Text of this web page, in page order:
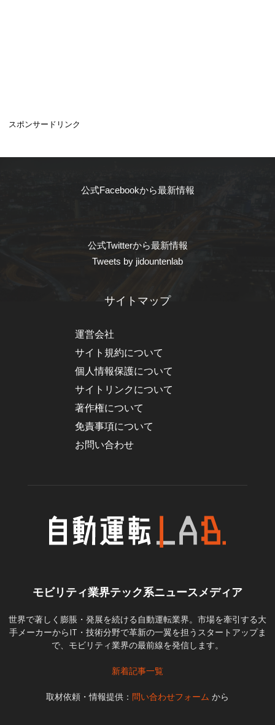
スポンサードリンク
公式Facebookから最新情報
公式Twitterから最新情報
Tweets by jidountenlab
サイトマップ
運営会社
サイト規約について
個人情報保護について
サイトリンクについて
著作権について
免責事項について
お問い合わせ
モビリティ業界テック系ニュースメディア
世界で著しく膨脹・発展を続ける自動運転業界。市場を牽引する大
手メーカーからIT・技術分野で革新の一翼を担うスタートアップま
で、モビリティ業界の最前線を発信します。
新着記事一覧
取材依頼・情報提供： 問い合わせフォーム から